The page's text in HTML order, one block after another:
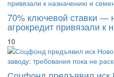
70% ключевой ставки —
агрокредит привязали к
10
Соцфонд предъявил иск